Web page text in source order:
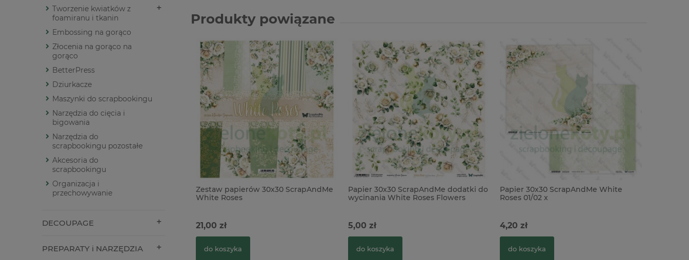
Tworzenie kwiatków z
foamiranu i tkanin
Embossing na gorąco
Złocenia na gorąco na
gorąco
BetterPress
Dziurkacze
Maszynki do scrapbookingu
Narzędzia do cięcia i
bigowania
Narzędzia do
scrapbookingu pozostałe
Akcesoria do
scrapbookingu
Organizacja i
przechowywanie
DECOUPAGE
PREPARATY i NARZĘDZIA
Produkty powiązane
Zestaw papierów 30x30 ScrapAndMe
White Roses
21,00 zł
do koszyka
Papier 30x30 ScrapAndMe dodatki do
wycinania White Roses Flowers
5,00 zł
do koszyka
Papier 30x30 ScrapAndMe White
Roses 01/02 x
4,20 zł
do koszyka